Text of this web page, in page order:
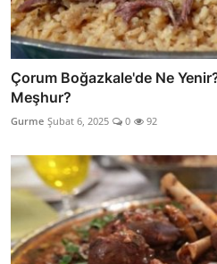
Çorum Boğazkale'de Ne
Meşhur?
Gurme Şubat 6, 2025 0 92